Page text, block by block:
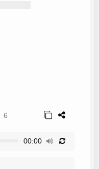
6
00:00